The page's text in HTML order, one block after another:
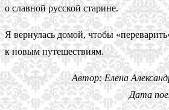
о славной русской старине.
Я вернулась домой, чтобы
к новым путешествиям.
Автор: Елена
Дата